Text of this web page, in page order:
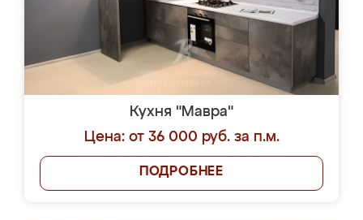
Кухня "Мавра"
Цена: от 36 000 руб. за п.м.
ПОДРОБНЕЕ